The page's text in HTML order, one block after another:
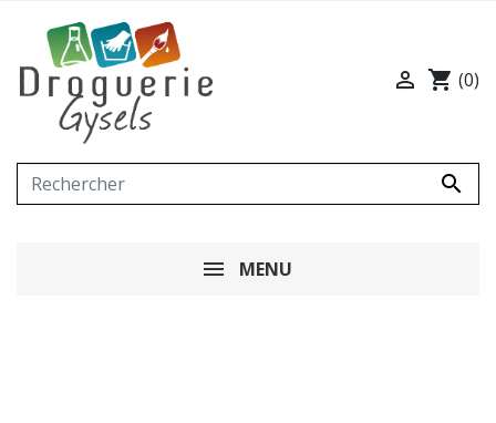

 shopping_cart (0)
MENU